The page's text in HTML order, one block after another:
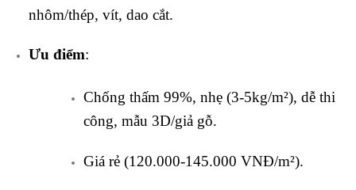
nhôm/thép, vít, dao cắt.
Ưu điểm:
Chống thấm 99%, nhẹ (3-5kg/m²), dễ thi
công, mẫu 3D/giả gỗ.
Giá rẻ (120.000-145.000 VNĐ/m²).